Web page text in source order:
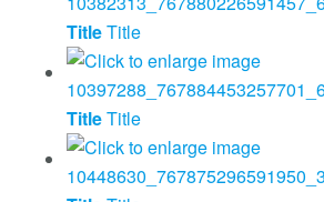
TitleTitle
TitleTitle